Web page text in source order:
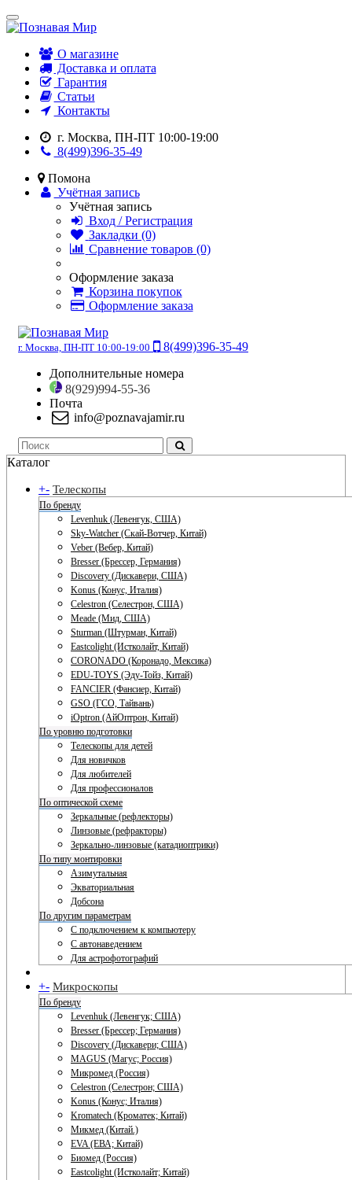
О магазине
Доставка и оплата
Гарантия
Статьи
Контакты
г. Москва, ПН-ПТ 10:00-19:00
8(499)396-35-49
Помона
Учётная запись
Учётная запись
Вход / Регистрация
Закладки (0)
Сравнение товаров (0)
Оформление заказа
Корзина покупок
Оформление заказа
г. Москва, ПН-ПТ 10:00-19:00
8(499)396-35-49
Дополнительные номера
8(929)994-55-36
Почта
info@poznavajamir.ru
Каталог
+- Телескопы
По бренду
Levenhuk (Левенгук, США)
Sky-Watcher (Скай-Вотчер, Китай)
Veber (Вебер, Китай)
Bresser (Брессер, Германия)
Discovery (Дискавери, США)
Konus (Конус, Италия)
Celestron (Селестрон, США)
Meade (Мид, США)
Sturman (Штурман, Китай)
Eastcolight (Истколайт, Китай)
CORONADO (Коронадо, Мексика)
EDU-TOYS (Эду-Тойз, Китай)
FANCIER (Фансиер, Китай)
GSO (ГСО, Тайвань)
iOptron (АйОптрон, Китай)
По уровню подготовки
Телескопы для детей
Для новичков
Для любителей
Для профессионалов
По оптической схеме
Зеркальные (рефлекторы)
Линзовые (рефракторы)
Зеркально-линзовые (катадиоптрики)
По типу монтировки
Азимутальная
Экваториальная
Добсона
По другим параметрам
С подключением к компьютеру
С автонаведением
Для астрофотографий
+- Микроскопы
По бренду
Levenhuk (Левенгук; США)
Bresser (Брессер; Германия)
Discovery (Дискавери; США)
MAGUS (Магус; Россия)
Микромед (Россия)
Celestron (Селестрон; США)
Konus (Конус; Италия)
Kromatech (Кроматек; Китай)
Микмед (Китай.)
EVA (ЕВА; Китай)
Биомед (Россия)
Eastcolight (Истколайт; Китай)